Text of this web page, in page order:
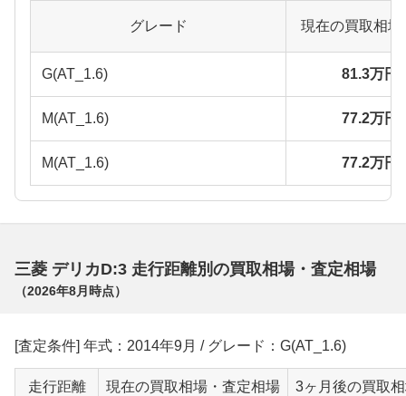
グレード 現在の買取相
G(AT_1.6) 81.3万円
M(AT_1.6) 77.2万円
M(AT_1.6) 77.2万円
三菱 デリカD:3 走行距離別の買取相場・査定相場
（2026年8月 時点）
[査定条件] 年式：2014年9月 / グレード：G(AT_1.6)
走行距離 現在の買取相場・査定相場 3ヶ月後の買取